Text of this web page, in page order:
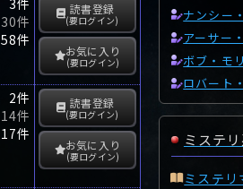
3件
30件
58件
読書登録
(要ログイン)
お気に入り
(要ログイン)
2件
14件
17件
読書登録
(要ログイン)
お気に入り
(要ログイン)
ナンシー
アーサー
ボブ・モ
ロバート
ミステ
ミステリ